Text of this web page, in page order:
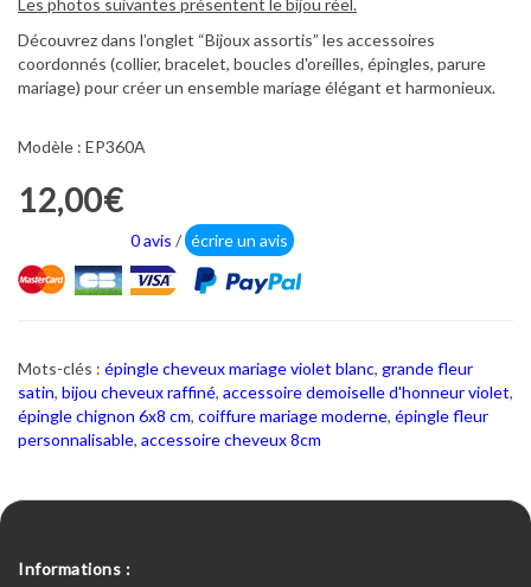
Les photos suivantes présentent le bijou réel.
Découvrez dans l’onglet “Bijoux assortis” les accessoires
coordonnés (collier, bracelet, boucles d'oreilles, épingles, parure
mariage) pour créer un ensemble mariage élégant et harmonieux.
Modèle : EP360A
12,00€
0 avis / écrire un avis
Mots-clés : épingle cheveux mariage violet blanc, grande fleur
satin, bijou cheveux raffiné, accessoire demoiselle d'honneur violet,
épingle chignon 6x8 cm, coiffure mariage moderne, épingle fleur
personnalisable, accessoire cheveux 8cm
Informations :